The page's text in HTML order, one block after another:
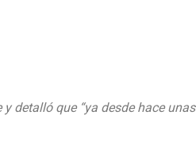
detalló que “ya desde hace unas